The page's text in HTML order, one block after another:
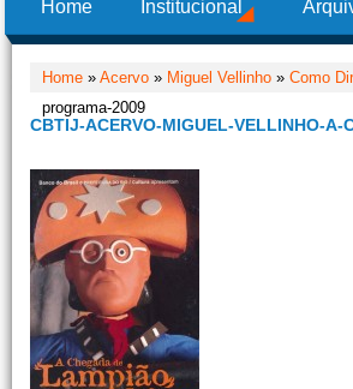
Home Institucional
Home » Acervo » Miguel Vellinho » Como
programa-2009
CBTIJ-ACERVO-MIGUEL-VELLINHO-A-